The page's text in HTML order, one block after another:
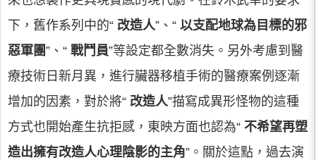
下，舊作系列中的“ 改造人”、“ 以支配地球為目標的邪
惡軍團”、“ 戰鬥員”等設定都全數消失。另外考慮到醫
療技術日新月異，進行臟器移植手術的醫療案例逐漸
增加的因素，對於將“ 改造人”描寫成異形怪物的這種
方式也開始產生抗拒感，東映方面也認為“ 不希望再塑
造出擁有改造人心理陰影的主角”。關於這點，過去演